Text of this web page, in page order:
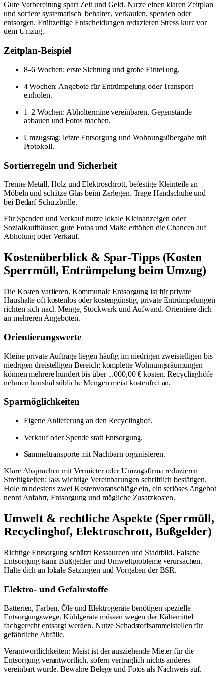
Gute Vorbereitung spart Zeit und Geld. Nutze einen klaren Zeitplan
und sortiere systematisch: behalten, verkaufen, spenden oder
entsorgen. Frühzeitige Entscheidungen reduzieren Stress kurz vor
dem Umzug.
Zeitplan-Beispiel
8–6 Wochen: erste Sichtung und grobe Einteilung.
4 Wochen: Angebote für Entrümpelung oder Transport
einholen.
1–2 Wochen: Abholtermine vereinbaren, Gegenstände
abbauen und Fotos machen.
Umzugstag: letzte Entsorgung und Wohnungsübergabe mit
Protokoll.
Sortierregeln und Sicherheit
Trenne Metall, Holz und Elektroschrott, befestige Kleinteile an
Möbeln und schütze Glas beim Zerlegen. Trage Handschuhe und
bei Bedarf Schutzbrille.
Für Spenden und Verkauf nutze lokale Kleinanzeigen oder
Sozialkaufhäuser; gute Fotos und Maße erhöhen die Chancen auf
Abholung oder Verkauf.
Kostenüberblick & Spar-Tipps (Kosten
Sperrmüll, Entrümpelung beim Umzug)
Die Kosten variieren. Kommunale Entsorgung ist für private
Haushalte oft kostenlos oder kostengünstig, private Entrümpelungen
richten sich nach Menge, Stockwerk und Aufwand. Orientiere dich
an mehreren Angeboten.
Orientierungswerte
Kleine private Aufträge liegen häufig im niedrigen zweistelligen bis
niedrigen dreistelligen Bereich; komplette Wohnungsräumungen
können mehrere hundert bis über 1.000,00 € kosten. Recyclinghöfe
nehmen haushaltsübliche Mengen meist kostenfrei an.
Sparmöglichkeiten
Eigene Anlieferung an den Recyclinghof.
Verkauf oder Spende statt Entsorgung.
Sammeltransporte mit Nachbarn organisieren.
Klare Absprachen mit Vermieter oder Umzugsfirma reduzieren
Streitigkeiten; lass wichtige Vereinbarungen schriftlich bestätigen.
Hole mindestens zwei Kostenvoranschläge ein, ein seriöses Angebot
nennt Anfahrt, Entsorgung und mögliche Zusatzkosten.
Umwelt & rechtliche Aspekte (Sperrmüll,
Recyclinghof, Elektroschrott, Bußgelder)
Richtige Entsorgung schützt Ressourcen und Stadtbild. Falsche
Entsorgung kann Bußgelder und Umweltprobleme verursachen.
Halte dich an lokale Satzungen und Vorgaben der BSR.
Elektro- und Gefahrstoffe
Batterien, Farben, Öle und Elektrogeräte benötigen spezielle
Entsorgungswege. Kühlgeräte müssen wegen der Kältemittel
fachgerecht entsorgt werden. Nutze Schadstoffsammelstellen für
gefährliche Abfälle.
Verantwortlichkeiten: Meist ist der ausziehende Mieter für die
Entsorgung verantwortlich, sofern vertraglich nichts anderes
vereinbart wurde. Bewahre Belege und Fotos als Nachweis auf.